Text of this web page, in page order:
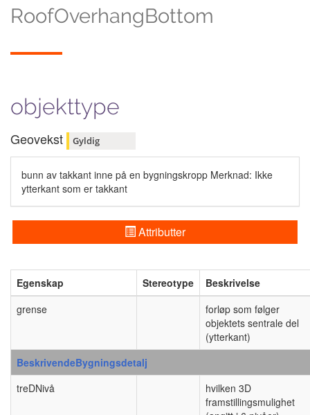
RoofOverhangBottom
objekttype
Geovekst Gyldig
bunn av takkant inne på en bygningskropp Merknad: Ikke
ytterkant som er takkant
Attributter
Egenskap Stereotype
Beskrivelse
grense
forløp som følger
objektets sentrale del
(ytterkant)
BeskrivendeBygningsdetalj
treDNivå
hvilken 3D
framstillingsmulighet